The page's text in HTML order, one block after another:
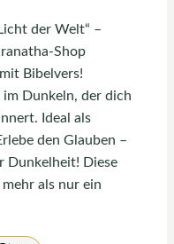
der Welt“ –
Shop
Bibelvers!
Dunkeln, der dich
Ideal als
den Glauben –
Dunkelheit! Diese
als nur ein